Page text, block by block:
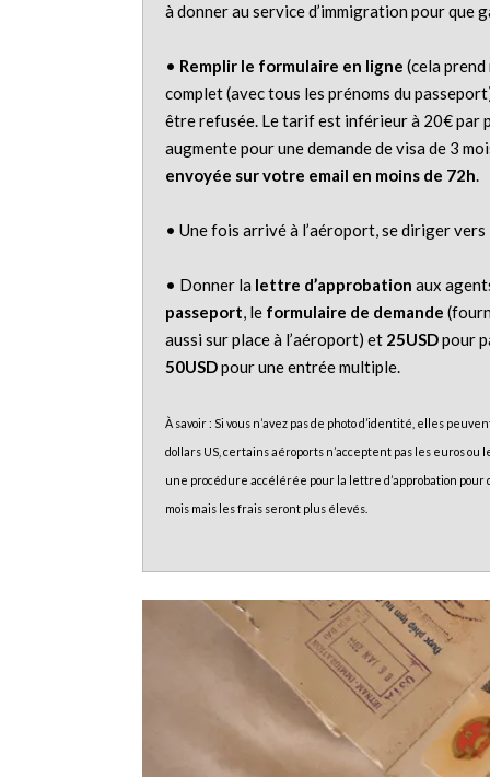
à donner au service d’immigration pour que
• Remplir le formulaire en ligne (cela
complet (avec tous les prénoms du
être refusée. Le tarif est inférieur à 20€ par
augmente pour une demande de visa de 3
envoyée sur votre email en moins de 72h.
• Une fois arrivé à l’aéroport, se diriger
• Donner la lettre d’approbation aux
passeport, le formulaire de demande
aussi sur place à l’aéroport) et 25USDpour
50USDpour une entrée multiple.
À savoir : Si vous n’avez pas de photo d’identité, elles
dollars US, certains aéroports n’acceptent pas les euros
une procédure accélérée pour la lettre d’approbation pour
mois mais les frais seront plus élevés.